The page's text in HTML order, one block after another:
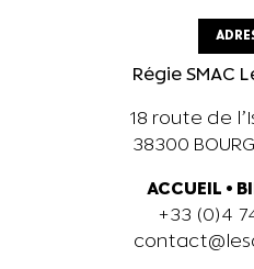
Régie SMAC
18 route de
38300
ACCUEIL •
+33 (0)4